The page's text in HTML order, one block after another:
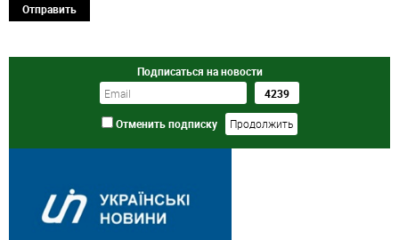
Отправить
Подписаться на новости
Отменить подписку